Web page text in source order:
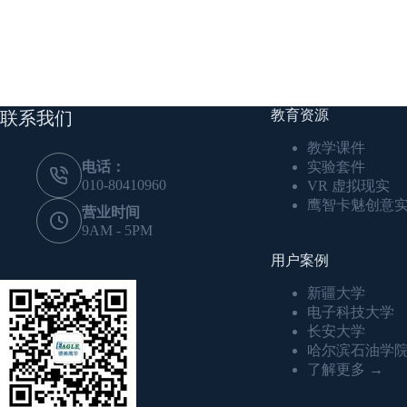
联系我们
电话：
010-80410960
营业时间
9AM - 5PM
教育资源
教学课件
实验套件
VR 虚拟现实
鹰智卡魅创意
用户案例
新疆大学
电子科技大学
长安大学
哈尔滨石油学
了解更多 →